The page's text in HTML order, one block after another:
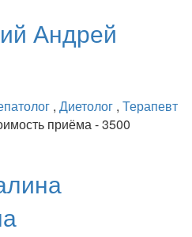
Андрей
, Диетолог , Терапевт
приёма - 3500